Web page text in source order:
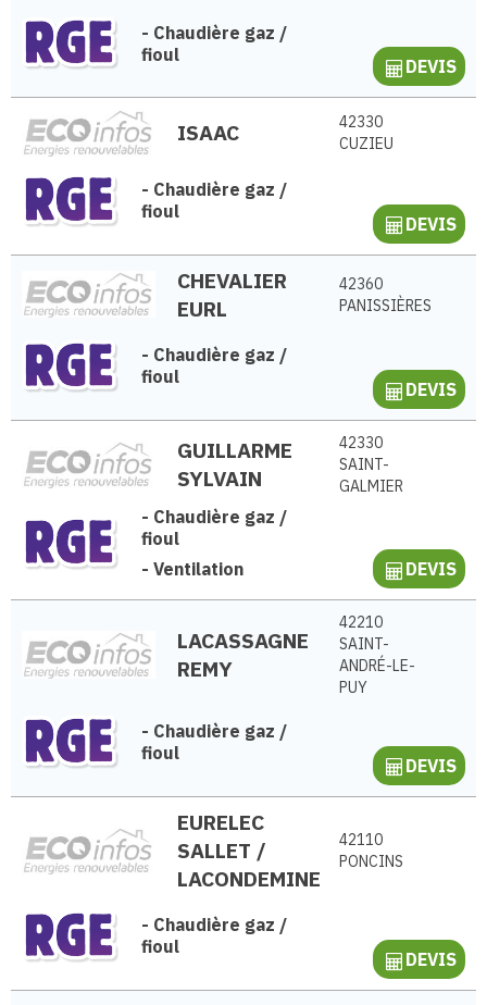
- Chaudière gaz /
fioul
DEVIS
ISAAC
42330
CUZIEU
- Chaudière gaz /
fioul
DEVIS
CHEVALIER
EURL
42360
PANISSIÈRES
- Chaudière gaz /
fioul
DEVIS
GUILLARME
SYLVAIN
42330
SAINT-
GALMIER
- Chaudière gaz /
fioul
- Ventilation DEVIS
LACASSAGNE
REMY
42210
SAINT-
ANDRÉ-LE-
PUY
- Chaudière gaz /
fioul
DEVIS
EURELEC
SALLET /
LACONDEMINE
42110
PONCINS
- Chaudière gaz /
fioul
DEVIS